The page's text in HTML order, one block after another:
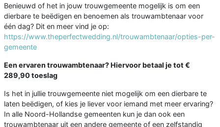
Benieuwd of het in jouw trouwgemeente mogelijk is om een
dierbare te beëdigen en benoemen als trouwambtenaar voor
één dag? Dit en meer vind je op:
https://www.theperfectwedding.nl/trouwambtenaar/opties-per-
gemeente
Een ervaren trouwambtenaar? Hiervoor betaal je tot €
289,90 toeslag
Is het in jullie trouwgemeente niet mogelijk om een dierbare te
laten beëdigen, of kies je liever voor iemand met meer ervaring?
In alle Noord-Hollandse gemeenten kun je dan ook een
trouwambtenaar uit een andere gemeente of een zelfstandig